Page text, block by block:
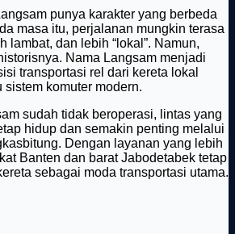
punya karakter yang berbeda
masa itu, perjalanan mungkin terasa
lambat, dan lebih “lokal”. Namun,
Nama Langsam menjadi
transportasi rel dari kereta lokal
komuter modern.
sudah tidak beroperasi, lintas yang
hidup dan semakin penting melalui
Dengan layanan yang lebih
Banten dan barat Jabodetabek tetap
sebagai moda transportasi utama.